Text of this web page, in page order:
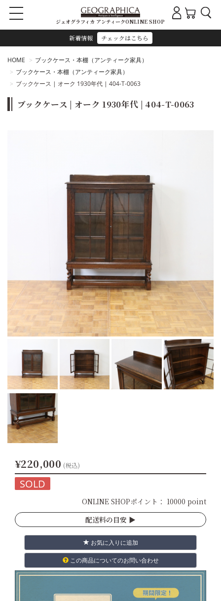
新着情報 チェックはこちら
ジェオグラフィカ アンティークONLINE SHOP
HOME
ブックケース・本棚（アンティーク家具）
ブックケース・本棚（アンティーク家具）
ブックケース | オーク 1930年代 | 404-T-0063
ブックケース | オーク 1930年代 | 404-T-0063
¥220,000 (税込)
SOLD
ONLINE SHOPポイント： 10000 point
配送料の目安 ▶︎
お気に入りに追加
この商品についてのお問い合わせ